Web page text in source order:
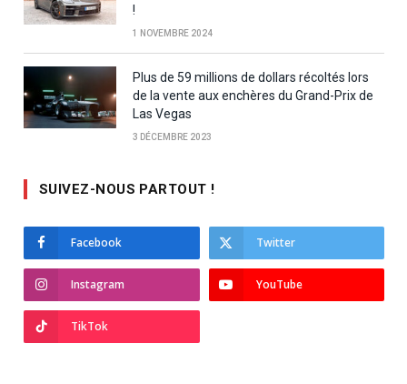
!
1 NOVEMBRE 2024
Plus de 59 millions de dollars récoltés lors
de la vente aux enchères du Grand-Prix de
Las Vegas
3 DÉCEMBRE 2023
SUIVEZ-NOUS PARTOUT !
Facebook Twitter
Instagram YouTube
TikTok